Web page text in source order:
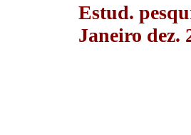
Estud.
Janeiro dez.